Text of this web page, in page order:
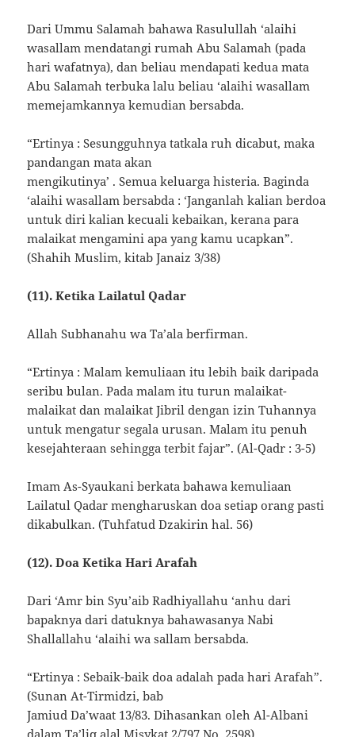
Dari Ummu Salamah bahawa Rasulullah ‘alaihi
wasallam mendatangi rumah Abu Salamah (pada
hari wafatnya), dan beliau mendapati kedua mata
Abu Salamah terbuka lalu beliau ‘alaihi wasallam
memejamkannya kemudian bersabda.
“Ertinya : Sesungguhnya tatkala ruh dicabut, maka
pandangan mata akan
mengikutinya’ . Semua keluarga histeria. Baginda
‘alaihi wasallam bersabda : ‘Janganlah kalian berdoa
untuk diri kalian kecuali kebaikan, kerana para
malaikat mengamini apa yang kamu ucapkan”.
(Shahih Muslim, kitab Janaiz 3/38)
(11). Ketika Lailatul Qadar
Allah Subhanahu wa Ta’ala berfirman.
“Ertinya : Malam kemuliaan itu lebih baik daripada
seribu bulan. Pada malam itu turun malaikat-
malaikat dan malaikat Jibril dengan izin Tuhannya
untuk mengatur segala urusan. Malam itu penuh
kesejahteraan sehingga terbit fajar”. (Al-Qadr : 3-5)
Imam As-Syaukani berkata bahawa kemuliaan
Lailatul Qadar mengharuskan doa setiap orang pasti
dikabulkan. (Tuhfatud Dzakirin hal. 56)
(12). Doa Ketika Hari Arafah
Dari ‘Amr bin Syu’aib Radhiyallahu ‘anhu dari
bapaknya dari datuknya bahawasanya Nabi
Shallallahu ‘alaihi wa sallam bersabda.
“Ertinya : Sebaik-baik doa adalah pada hari Arafah”.
(Sunan At-Tirmidzi, bab
Jamiud Da’waat 13/83. Dihasankan oleh Al-Albani